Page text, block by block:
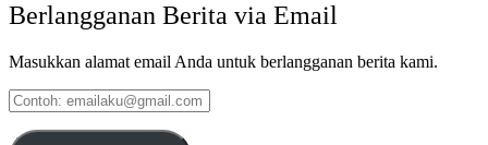
Berlangganan Berita via Email
Masukkan alamat email Anda untuk berlangganan berita kami.
Contoh:
emailaku@gmail.com